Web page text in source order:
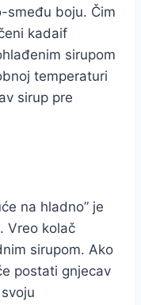
smeđu boju. Čim
kadaif
sirupom
temperaturi
sirup pre
na hladno” je
Vreo kolač
sirupom. Ako
postati gnjecav